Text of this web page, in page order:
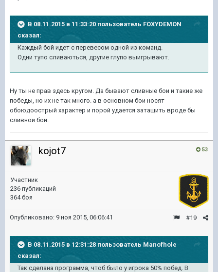
В 08.11.2015 в 11:33:20 пользователь FOXYDEMON
сказал:
Каждый бой идет с перевесом одной из команд.
Одни тупо сливаються, другие глупо выигрывают.
Ну ты не прав здесь кругом. Да бывают сливные бои и такие же
победы, но их не так много. а в основном бои носят
обоюдоострый характер и порой удается затащить вроде бы
сливной бой.
53
kojot7
Участник
236 публикаций
364 боя
#19
Опубликовано: 9 ноя 2015, 06:06:41
В 08.11.2015 в 12:31:28 пользователь Manofhole
сказал:
Так сделана программа, чтоб было у игрока 50% побед. В